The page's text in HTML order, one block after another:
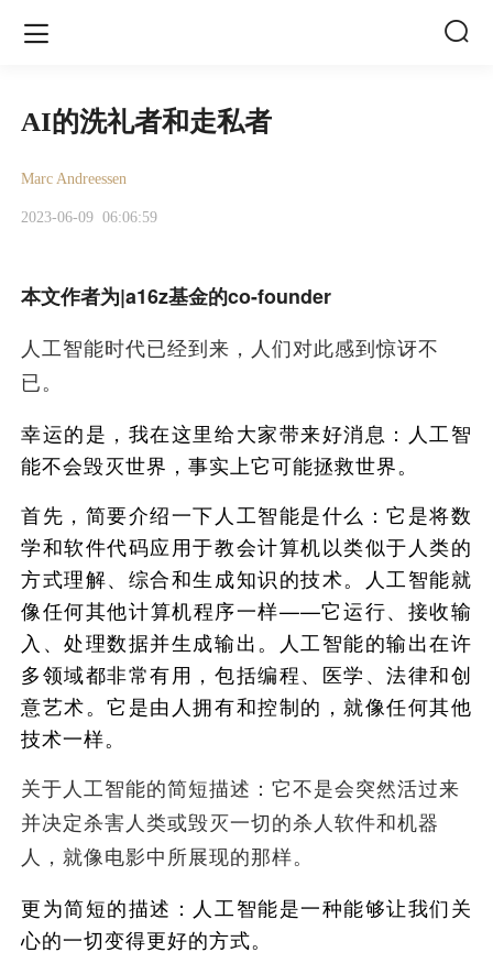
 
AI的洗礼者和走私者
Marc Andreessen
2023-06-09 06:06:59
本文作者为|a16z基金的co-founder
人工智能时代已经到来，人们对此感到惊讶不
已。
幸运的是，我在这里给大家带来好消息：人工智
能不会毁灭世界，事实上它可能拯救世界。
首先，简要介绍一下人工智能是什么：它是将数
学和软件代码应用于教会计算机以类似于人类的
方式理解、综合和生成知识的技术。人工智能就
像任何其他计算机程序一样——它运行、接收输
入、处理数据并生成输出。人工智能的输出在许
多领域都非常有用，包括编程、医学、法律和创
意艺术。它是由人拥有和控制的，就像任何其他
技术一样。
关于人工智能的简短描述：它不是会突然活过来
并决定杀害人类或毁灭一切的杀人软件和机器
人，就像电影中所展现的那样。
更为简短的描述：人工智能是一种能够让我们关
心的一切变得更好的方式。